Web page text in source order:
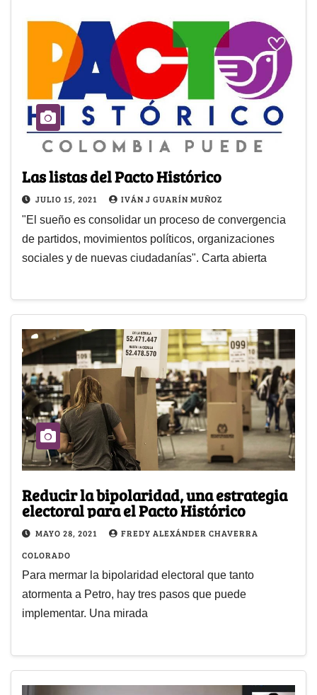
Las listas del Pacto Histórico
JULIO 15, 2021 IVÁN J GUARÍN MUÑOZ
"El sueño es consolidar un proceso de convergencia
de partidos, movimientos políticos, organizaciones
sociales y de nuevas ciudadanías". Carta abierta
Reducir la bipolaridad, una estrategia
electoral para el Pacto Histórico
MAYO 28, 2021
FREDY ALEXÁNDER CHAVERRA
COLORADO
Para mermar la bipolaridad electoral que tanto
atormenta a Petro, hay tres pasos que puede
implementar. Una mirada